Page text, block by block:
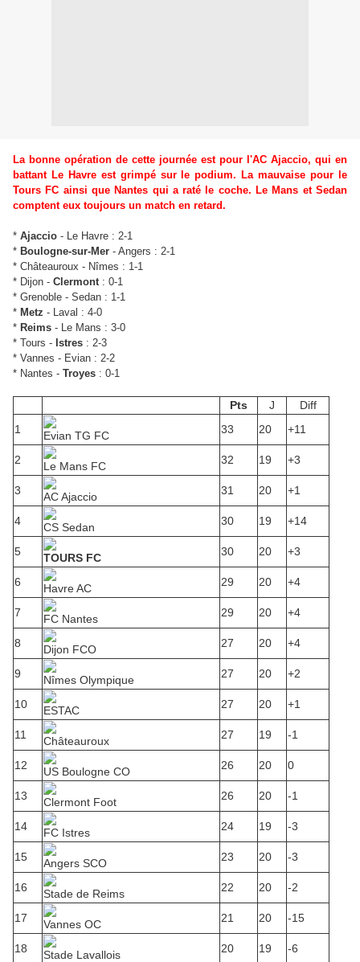
La bonne opération de cette journée est pour l'AC Ajaccio, qui en
battant Le Havre est grimpé sur le podium. La mauvaise pour le
Tours FC ainsi que Nantes qui a raté le coche. Le Mans et Sedan
comptent eux toujours un match en retard.
* Ajaccio - Le Havre : 2-1
* Boulogne-sur-Mer - Angers : 2-1
* Châteauroux - Nîmes : 1-1
* Dijon - Clermont: 0-1
* Grenoble - Sedan : 1-1
* Metz - Laval : 4-0
* Reims - Le Mans : 3-0
* Tours - Istres : 2-3
* Vannes - Evian : 2-2
* Nantes - Troyes : 0-1
Pts J
Diff
1
Evian TG FC 33 20 +11
2 Le Mans FC 32 19 +3
3 AC Ajaccio 31 20 +1
4 CS Sedan 30 19 +14
5 TOURS FC 30 20 +3
6 Havre AC 29 20 +4
7 FC Nantes 29 20 +4
8 Dijon FCO 27 20 +4
9 Nîmes Olympique 27 20 +2
10 ESTAC 27 20 +1
11 Châteauroux 27 19 -1
12 US Boulogne CO 26 20 0
13 Clermont Foot 26 20 -1
14 FC Istres 24 19 -3
15 Angers SCO 23 20 -3
16 Stade de Reims 22 20 -2
17 Vannes OC 21 20 -15
18 Stade Lavallois 20 19 -6